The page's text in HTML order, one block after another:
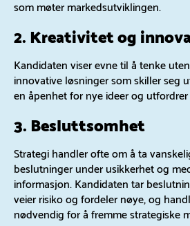
som møter markedsutviklingen.
2. Kreativitet og
Kandidaten viser evne til å tenke
innovative løsninger som skiller seg
en åpenhet for nye ideer og
3. Besluttsomhet
Strategi handler ofte om å ta
beslutninger under usikkerhet og
informasjon. Kandidaten tar
veier risiko og fordeler nøye, og
nødvendig for å fremme strategiske